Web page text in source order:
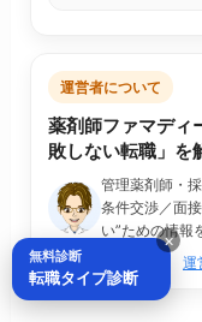
運営者について
薬剤師ファマディ
敗しない転職」を
管理薬剤師・
条件交渉／面
い”ための情報
運
×
無料診断
転職タイプ診断